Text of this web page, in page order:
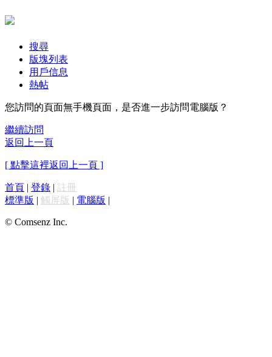
搜尋
版塊列表
用戶信息
熱帖
您訪問的頁面無手機頁面，是否進一步訪問電腦版？
繼續訪問
返回上一頁
[ 點擊這裡返回上一頁 ]
首頁 | 登錄 | 註冊
標準版 | 觸屏版 | 電腦版 |
© Comsenz Inc.